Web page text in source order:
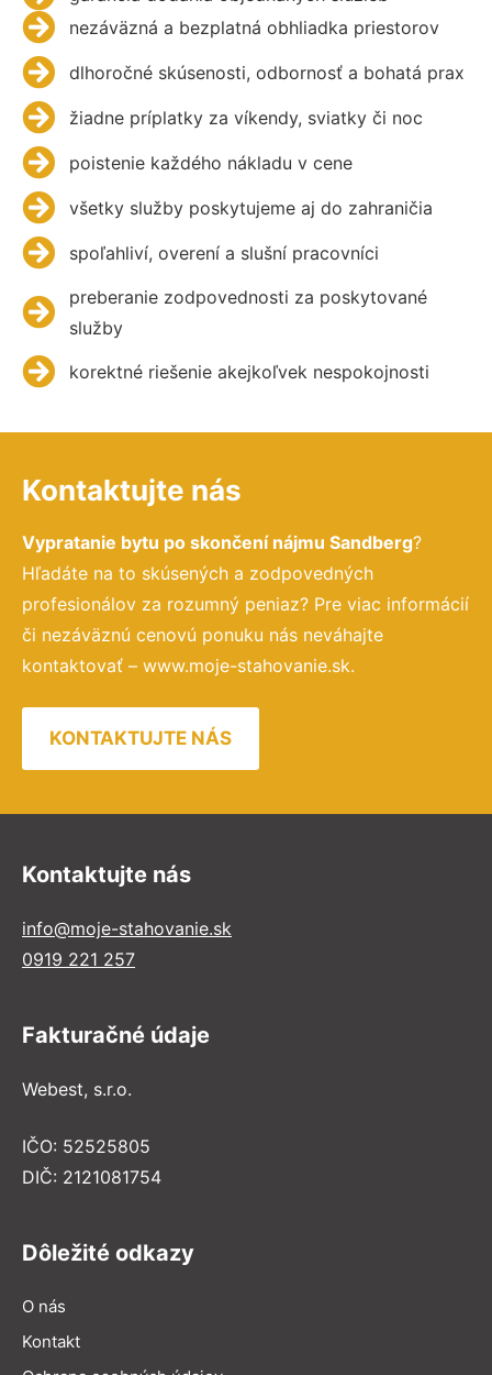
nezáväzná a bezplatná obhliadka priestorov
dlhoročné skúsenosti, odbornosť a bohatá prax
žiadne príplatky za víkendy, sviatky či noc
poistenie každého nákladu v cene
všetky služby poskytujeme aj do zahraničia
spoľahliví, overení a slušní pracovníci
preberanie zodpovednosti za poskytované
služby
korektné riešenie akejkoľvek nespokojnosti
Kontaktujte nás
Vypratanie bytu po skončení nájmu Sandberg?
Hľadáte na to skúsených a zodpovedných
profesionálov za rozumný peniaz? Pre viac informácií
či nezáväznú cenovú ponuku nás neváhajte
kontaktovať – www.moje-stahovanie.sk.
KONTAKTUJTE NÁS
Kontaktujte nás
info@moje-stahovanie.sk
0919 221 257
Fakturačné údaje
Webest, s.r.o.
IČO: 52525805
DIČ: 2121081754
Dôležité odkazy
O nás
Kontakt